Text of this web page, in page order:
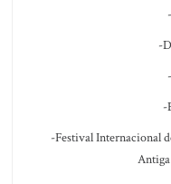
-
-
-Festival Internacional